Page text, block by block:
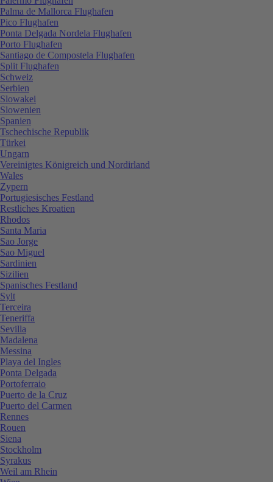
Palma de Mallorca Flughafen
Pico Flughafen
Ponta Delgada Nordela Flughafen
Porto Flughafen
Santiago de Compostela Flughafen
Split Flughafen
Schweiz
Serbien
Slowakei
Slowenien
Spanien
Tschechische Republik
Türkei
Ungarn
Vereinigtes Königreich und Nordirland
Wales
Zypern
Portugiesisches Festland
Restliches Kroatien
Rhodos
Santa Maria
Sao Jorge
Sao Miguel
Sardinien
Sizilien
Spanisches Festland
Sylt
Terceira
Teneriffa
Sevilla
Madalena
Messina
Playa del Ingles
Ponta Delgada
Portoferraio
Puerto de la Cruz
Puerto del Carmen
Rennes
Rouen
Siena
Stockholm
Syrakus
Weil am Rhein